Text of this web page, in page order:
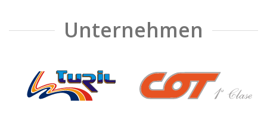
Unternehmen
❮ ❯